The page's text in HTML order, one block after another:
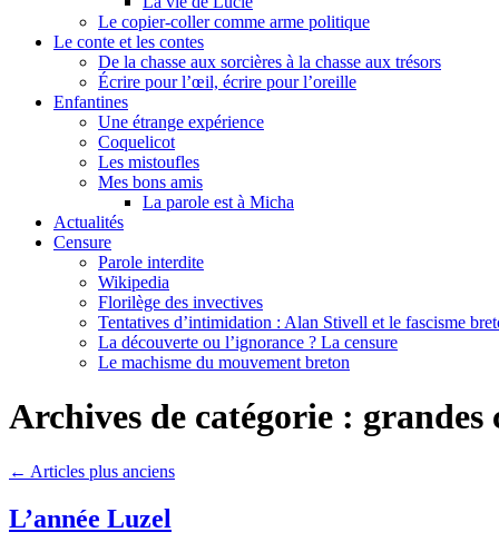
Le copier-coller comme arme politique
Le conte et les contes
De la chasse aux sorcières à la chasse aux trésors
Écrire pour l’œil, écrire pour l’oreille
Enfantines
Une étrange expérience
Coquelicot
Les mistoufles
Mes bons amis
La parole est à Micha
Actualités
Censure
Parole interdite
Wikipedia
Florilège des invectives
Tentatives d’intimidation : Alan Stivell et le fascisme
La découverte ou l’ignorance ? La censure
Le machisme du mouvement breton
Archives de catégorie : grandes
← Articles plus anciens
L’année Luzel